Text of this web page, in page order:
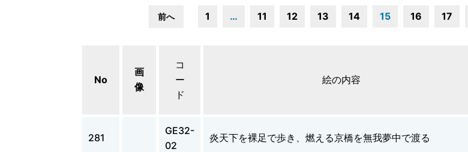
前へ 1 … 11 12 13 14 15 16 17
No
画
像
コ
ー
ド
絵の内容
281
GE32-
02
炎天下を裸足で歩き、燃える京橋を無我夢中で渡る